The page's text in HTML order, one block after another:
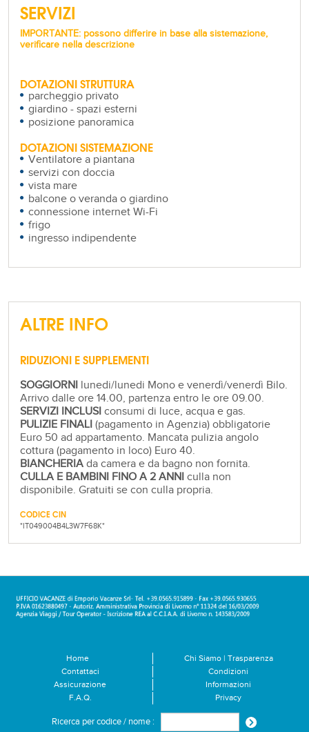
SERVIZI
IMPORTANTE: possono differire in base alla sistemazione,
verificare nella descrizione
DOTAZIONI STRUTTURA
parcheggio privato
giardino - spazi esterni
posizione panoramica
DOTAZIONI SISTEMAZIONE
Ventilatore a piantana
servizi con doccia
vista mare
balcone o veranda o giardino
connessione internet Wi-Fi
frigo
ingresso indipendente
ALTRE INFO
RIDUZIONI E SUPPLEMENTI
SOGGIORNI lunedi/lunedi Mono e venerdì/venerdì Bilo.
Arrivo dalle ore 14.00, partenza entro le ore 09.00.
SERVIZI INCLUSI consumi di luce, acqua e gas.
PULIZIE FINALI (pagamento in Agenzia) obbligatorie
Euro 50 ad appartamento. Mancata pulizia angolo
cottura (pagamento in loco) Euro 40.
BIANCHERIA da camera e da bagno non fornita.
CULLA E BAMBINI FINO A 2 ANNI culla non
disponibile. Gratuiti se con culla propria.
CODICE CIN
"IT049004B4L3W7F68K"
Home
Chi Siamo | Trasparenza
Contattaci
Condizioni
Assicurazione
Informazioni
F.A.Q.
Privacy
Ricerca per codice / nome :